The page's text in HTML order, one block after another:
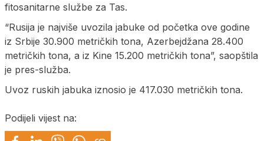
fitosanitarne službe za Tas.
“Rusija je najviše uvozila jabuke od početka ove godine
iz Srbije 30.900 metričkih tona, Azerbejdžana 28.400
metričkih tona, a iz Kine 15.200 metričkih tona”, saopštila
je pres-služba.
Uvoz ruskih jabuka iznosio je 417.030 metričkih tona.
Podijeli vijest na: